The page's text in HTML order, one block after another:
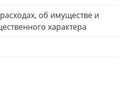
об имуществе и
характера